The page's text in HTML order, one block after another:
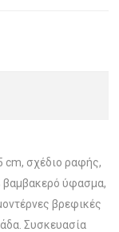
cm, σχέδιο ραφής,
βαμβακερό ύφασμα,
βρεφικές
Συσκευασία